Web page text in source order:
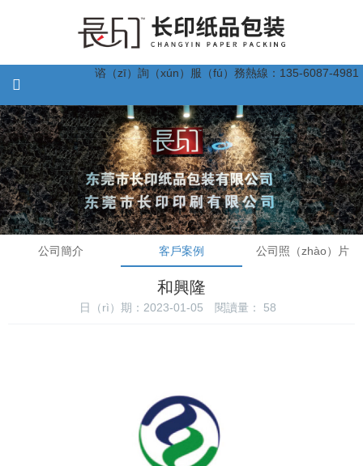
谘（zī）詢（xún）服（fú）務熱線：135-6087-4981
公司簡介 客戶案例 公司照（zhào）片
和興隆
日（rì）期：2023-01-05 閱讀量： 58